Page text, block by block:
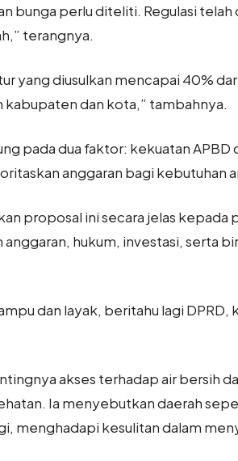
bunga perlu diteliti. Regulasi
terangnya.
yang diusulkan mencapai 40%
kabupaten dan kota,” tambahnya.
pada dua faktor: kekuatan APBD
anggaran bagi kebutuhan
proposal ini secara jelas kepada
hukum, investasi, serta
dan layak, beritahu lagi DPRD,
akses terhadap air bersih
Ia menyebutkan daerah
menghadapi kesulitan dalam